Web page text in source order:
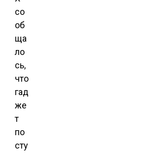
со
об
ща
ло
сь,
что
гад
же
т
по
сту